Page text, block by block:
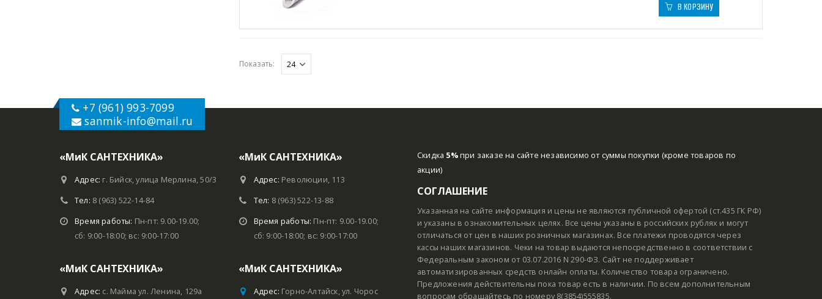
В КОРЗИНУ
Показать:
+7 (961) 993-7099
sanmik-info@mail.ru
«МиК САНТЕХНИКА»
Адрес: г. Бийск, улица Мерлина, 50/3
Тел: 8 (963) 522-14-84
Время работы: Пн-пт: 9.00-19.00;
сб: 9:00-18:00; вс: 9:00-17:00
«МиК САНТЕХНИКА»
Адрес: с. Майма ул. Ленина, 129а
«МиК САНТЕХНИКА»
Адрес: Революции, 113
Тел: 8 (963) 522-13-88
Время работы: Пн-пт: 9.00-19.00;
сб: 9:00-18:00; вс: 9:00-17:00
«МиК САНТЕХНИКА»
Адрес: Горно-Алтайск, ул. Чорос
Скидка 5%при заказе на сайте независимо от суммы покупки (кроме товаров по
акции)
СОГЛАШЕНИЕ
Указанная на сайте информация и цены не являются публичной офертой (ст.435 ГК РФ)
и указаны в ознакомительных целях. Все цены указаны в российских рублях и могут
отличаться от цен в наших розничных магазинах. Все платежи проводятся через
кассы наших магазинов. Чеки на товар выдаются непосредственно в соответствии с
Федеральным законом от 03.07.2016 N 290-ФЗ. Сайт не поддерживает
автоматизированных средств онлайн оплаты. Количество товара ограничено.
Предложения действительны пока товар есть в наличии. По всем дополнительным
вопросам обращайтесь по номеру 8(3854)555835.